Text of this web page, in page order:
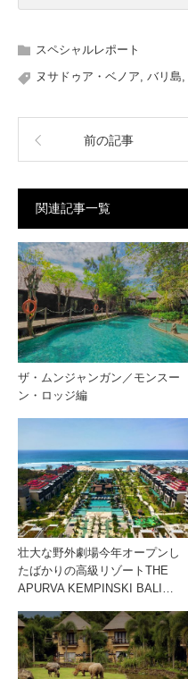
スペシャルレポート
ヌサドゥア・ベノア バリ島
前の記事
関連記事一覧
ザ・ムンジャンガン／モンスー
ン・ロッジ編
壮大な野外劇場今年オープンし
たばかりの高級リゾートTHE
APURVA KEMPINSKI BALI…